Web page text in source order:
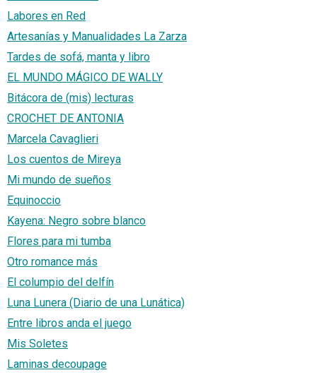
Labores en Red
Artesanías y Manualidades La Zarza
Tardes de sofá, manta y libro
EL MUNDO MÁGICO DE WALLY
Bitácora de (mis) lecturas
CROCHET DE ANTONIA
Marcela Cavaglieri
Los cuentos de Mireya
Mi mundo de sueños
Equinoccio
Kayena: Negro sobre blanco
Flores para mi tumba
Otro romance más
El columpio del delfín
Luna Lunera (Diario de una Lunática)
Entre libros anda el juego
Mis Soletes
Laminas decoupage